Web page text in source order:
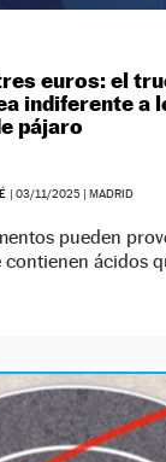
euros: el
indiferente a
pájaro
| 03/11/2025| MADRID
pueden
ácidos